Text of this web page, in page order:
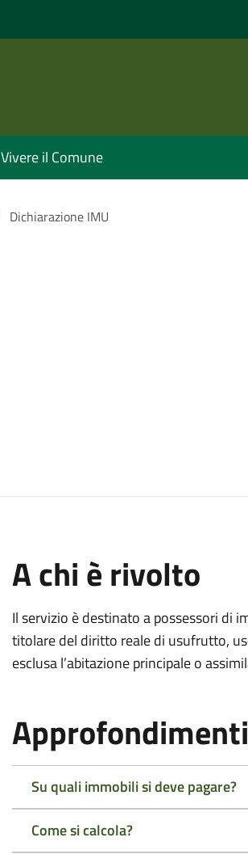
Vivere il Comune
Dichiarazione IMU
A chi è rivolto
Il servizio è destinato apossessori di
titolare del diritto reale di usufrutto,
esclusa l’abitazione principale o
Approfondimenti
Su quali immobili si deve pagare?
Come si calcola?